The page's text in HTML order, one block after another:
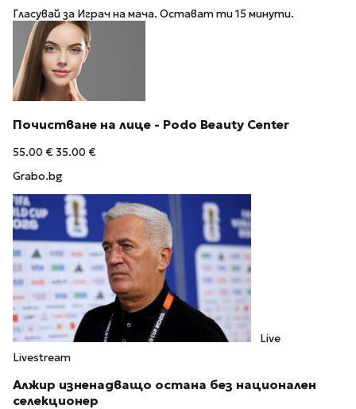
Гласувай за Играч на мача. Остават ти 15 минути.
Почистване на лице - Podo Beauty Center
55.00 € 35.00 €
Grabo.bg
Live
Livestream
Алжир изненадващо остана без национален
селекционер